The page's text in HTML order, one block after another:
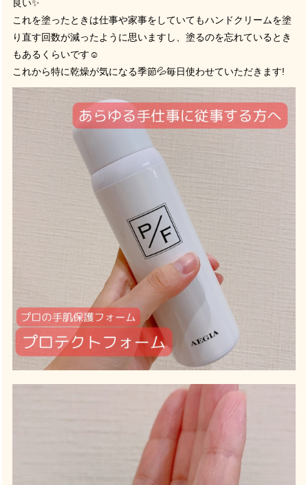
良い✨
これを塗ったときは仕事や家事をしていてもハンドクリームを塗
り直す回数が減ったように思いますし、塗るのを忘れているとき
もあるくらいです ☺
これから特に乾燥が気になる季節💦毎日使わせていただきます!